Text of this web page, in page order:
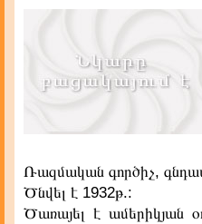
Ռազմական գործիչ,
Ծնվել է 1932թ.:
Ծառայել է ամերիկյան